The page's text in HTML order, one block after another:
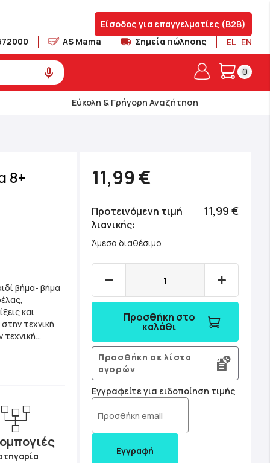
Είσοδος για επαγγελματίες (B2B)
AS Mama Σημεία πώλησης EL EN
Το
0
Εύκολη & Γρήγορη Αναζήτηση
8+
βήμα- βήμα
και
τεχνική
έργα
11,99 €
Προτεινόμενη τιμή
λιανικής
11,99 €
Άμεσα διαθέσιμο
Προσθήκη στο
καλάθι
Προσθήκη σε λίστα
αγορών
Εγγραφείτε για ειδοποίηση τιμής
Εγγραφή